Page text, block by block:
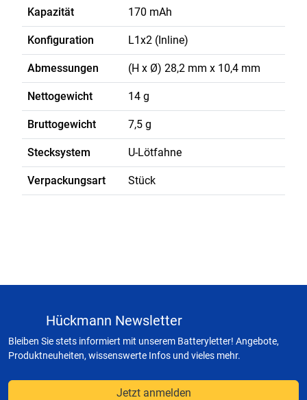
Kapazität 170 mAh
Konfiguration L1x2 (Inline)
Abmessungen (H x Ø) 28,2 mm x 10,4 mm
Nettogewicht 14 g
Bruttogewicht 7,5 g
Stecksystem U-Lötfahne
Verpackungsart Stück
Hückmann Newsletter
Bleiben Sie stets informiert mit unserem Batteryletter! Angebote,
Produktneuheiten, wissenswerte Infos und vieles mehr.
Jetzt anmelden